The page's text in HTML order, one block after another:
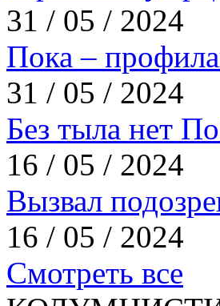
31 / 05 / 2024
Пока –
31 / 05 / 2024
Без тыла нет
16 / 05 / 2024
Вызвал
16 / 05 / 2024
Смотреть все